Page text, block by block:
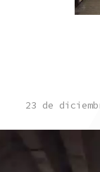
23 de